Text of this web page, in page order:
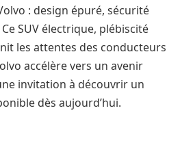
: design épuré, sécurité
SUV électrique, plébiscité
les attentes des conducteurs
accélère vers un avenir
invitation à découvrir un
dès aujourd’hui.